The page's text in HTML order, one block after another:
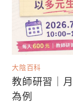
大陰百科
教師研習｜
為例